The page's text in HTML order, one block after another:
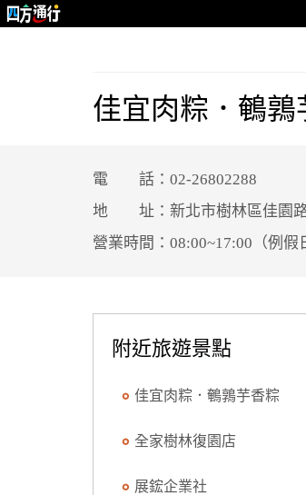
佳宜肉粽．鵪鶉
電 話：02-26802288
地 址：新北市樹林區佳園路
營業時間：08:00~17:00（例假
附近旅遊景點
佳宜肉粽．鵪鶉芋香粽
全家樹林復園店
展鋐企業社